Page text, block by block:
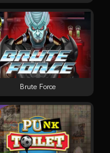
Brute Force